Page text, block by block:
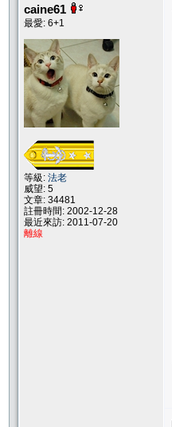
caine61
最愛: 6+1
等級: 法老
威望: 5
文章: 34481
註冊時間: 2002-12-28
最近來訪: 2011-07-20
離線